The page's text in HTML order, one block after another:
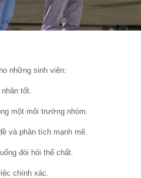
những sinh viên:
tốt.
một môi trường nhóm.
và phân tích mạnh mẽ.
đòi hỏi thể chất.
chính xác.